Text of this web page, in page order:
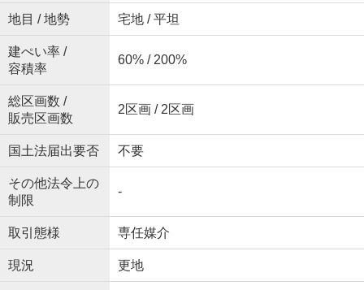
地目 / 地勢 宅地 / 平坦
建ぺい率 /
容積率
60% / 200%
総区画数 /
販売区画数
2区画 / 2区画
国土法届出要否 不要
その他法令上の
制限
-
取引態様 専任媒介
現況 更地